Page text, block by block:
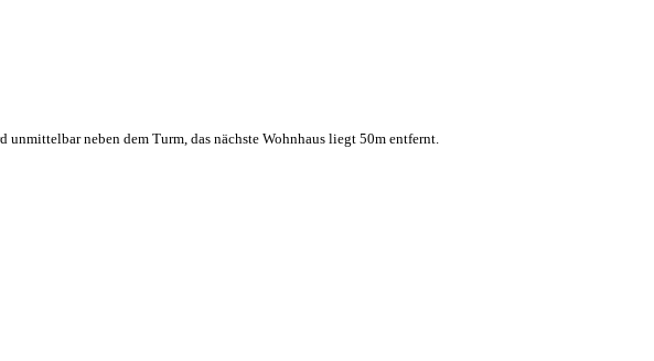
neben dem Turm, das nächste Wohnhaus liegt 50m entfernt.